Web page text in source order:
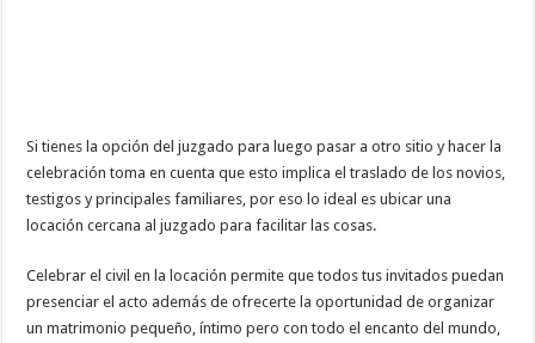
Si tienes la opción del juzgado para luego pasar a otro sitio y hacer la
celebración toma en cuenta que esto implica el traslado de los novios,
testigos y principales familiares, por eso lo ideal es ubicar una
locación cercana al juzgado para facilitar las cosas.
Celebrar el civil en la locación permite que todos tus invitados puedan
presenciar el acto además de ofrecerte la oportunidad de organizar
un matrimonio pequeño, íntimo pero con todo el encanto del mundo,